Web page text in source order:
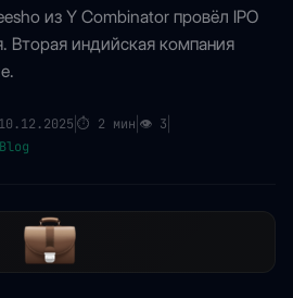
из Y Combinator провёл IPO
Вторая индийская компания
10.12.2025 ⏱ 2 мин 👁 3